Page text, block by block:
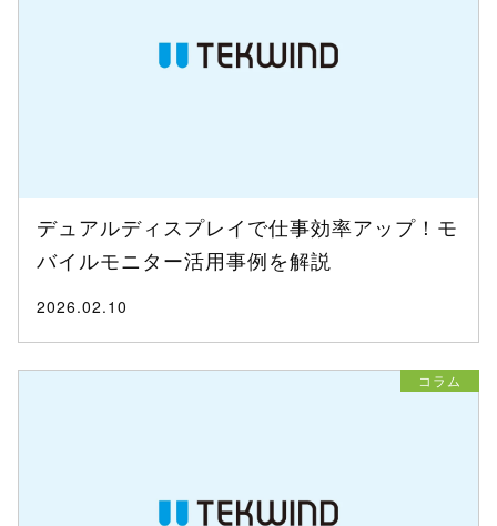
デュアルディスプレイで仕事効率アップ！モ
バイルモニター活用事例を解説
2026.02.10
コラム